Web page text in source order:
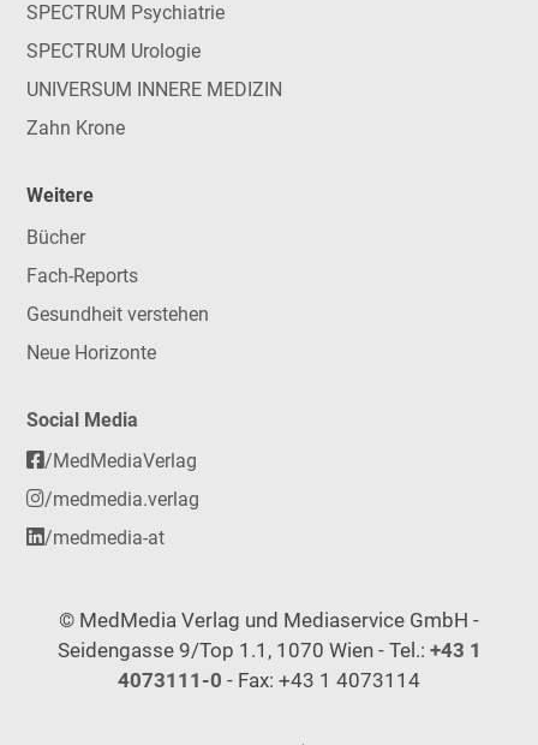
SPECTRUM Psychiatrie
SPECTRUM Urologie
UNIVERSUM INNERE MEDIZIN
Zahn Krone
Weitere
Bücher
Fach-Reports
Gesundheit verstehen
Neue Horizonte
Social Media
/MedMediaVerlag
/medmedia.verlag
/medmedia-at
© MedMedia Verlag und Mediaservice GmbH -
Seidengasse 9/Top 1.1, 1070 Wien - Tel.: +43 1
4073111-0 - Fax: +43 1 4073114